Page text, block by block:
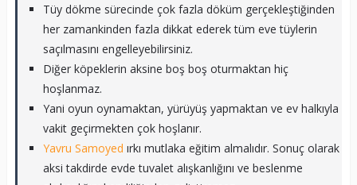
Tüy dökme sürecinde çok fazla döküm gerçekleştiğinden
her zamankinden fazla dikkat ederek tüm eve tüylerin
saçılmasını engelleyebilirsiniz.
Diğer köpeklerin aksine boş boş oturmaktan hiç
hoşlanmaz.
Yani oyun oynamaktan, yürüyüş yapmaktan ve ev halkıyla
vakit geçirmekten çok hoşlanır.
Yavru Samoyed ırkı mutlaka eğitim almalıdır. Sonuç olarak
aksi takdirde evde tuvalet alışkanlığını ve beslenme